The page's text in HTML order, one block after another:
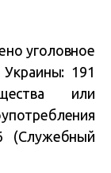
уголовное
191
или
(Служебный